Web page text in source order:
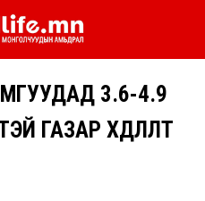
3.6-4.9
ГАЗАР ХӨДЛӨЛТ